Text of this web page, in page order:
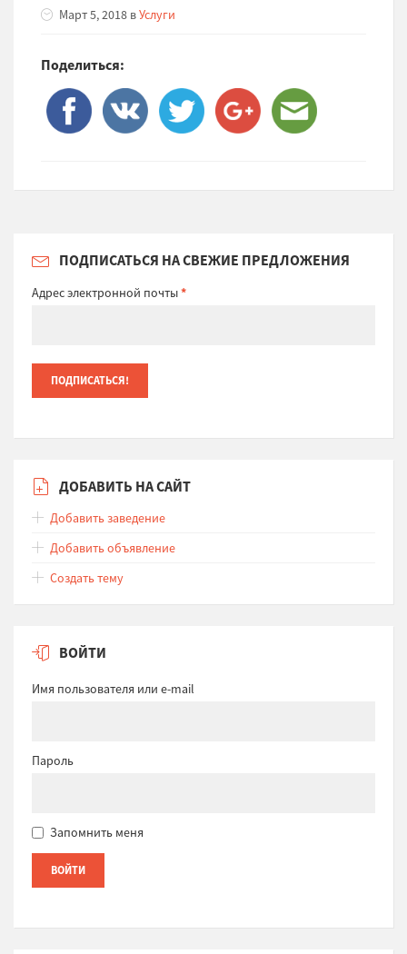
Март 5, 2018 вУслуги
Поделиться:
ПОДПИСАТЬСЯ НА СВЕЖИЕ ПРЕДЛОЖЕНИЯ
Адрес электронной почты*
ДОБАВИТЬ НА САЙТ
Добавить заведение
Добавить объявление
Создать тему
ВОЙТИ
Имя пользователя или e-mail
Пароль
Запомнить меня